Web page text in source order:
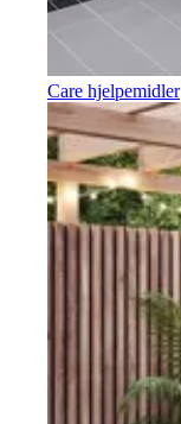
Care hjelpemidler